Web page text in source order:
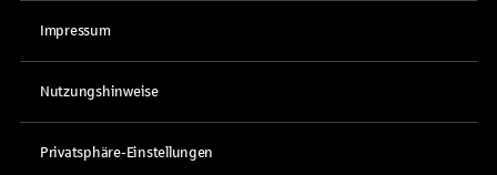
Impressum
Nutzungshinweise
Privatsphäre-Einstellungen